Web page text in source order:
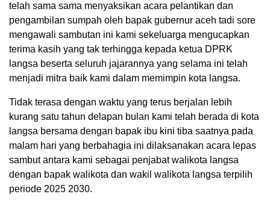
telah sama sama menyaksikan acara pelantikan dan
pengambilan sumpah oleh bapak gubernur aceh tadi sore
mengawali sambutan ini kami sekeluarga mengucapkan
terima kasih yang tak terhingga kepada ketua DPRK
langsa beserta seluruh jajarannya yang selama ini telah
menjadi mitra baik kami dalam memimpin kota langsa.
Tidak terasa dengan waktu yang terus berjalan lebih
kurang satu tahun delapan bulan kami telah berada di kota
langsa bersama dengan bapak ibu kini tiba saatnya pada
malam hari yang berbahagia ini dilaksanakan acara lepas
sambut antara kami sebagai penjabat walikota langsa
dengan bapak walikota dan wakil walikota langsa terpilih
periode 2025 2030.